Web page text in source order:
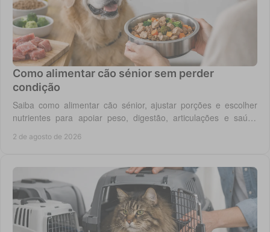
Como alimentar cão sénior sem perder
condição
Saiba como alimentar cão sénior, ajustar porções e escolher
nutrientes para apoiar peso, digestão, articulações e saúde
2 de agosto de 2026